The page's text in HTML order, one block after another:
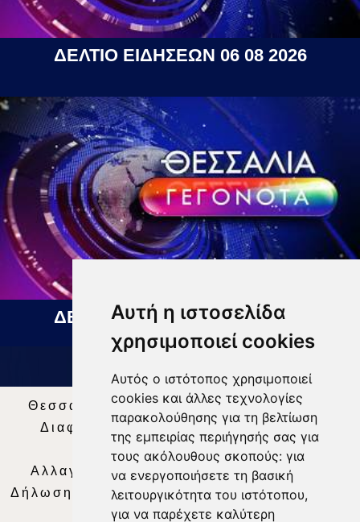
Αυτή η ιστοσελίδα
χρησιμοποιεί cookies
Αυτός ο ιστότοπος χρησιμοποιεί
cookies και άλλες τεχνολογίες
παρακολούθησης για τη βελτίωση
της εμπειρίας περιήγησής σας για
τους ακόλουθους σκοπούς: για
να ενεργοποιήσετε τη βασική
λειτουργικότητα του ιστότοπου,
για να παρέχετε καλύτερη
ΔΕΛΤΙΟ ΕΙΔΗΣΕΩΝ 06 08 2026
ΔΕΛΤΙΟ ΕΙΔΗΣΕΩΝ 07 08 2026
Θεσσαλία Τηλεόραση|SNG Services
Διαφήμιση | Όροι Χρήσης |Δήλωση
Απορρήτου |
Περιεχόμενο
Αλλαγή Προτιμήσεων για τα Cookies
Δήλωση συμμόρφωσης με τη σύσταση (ΕΕ)
2018/334|Ταυτότητα